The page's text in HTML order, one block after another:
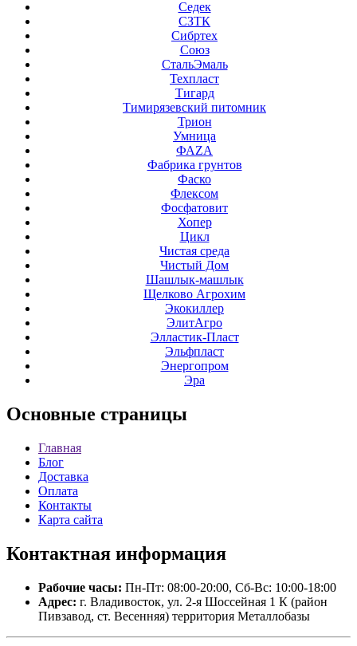
Седек
СЗТК
Сибртех
Союз
СтальЭмаль
Техпласт
Тигард
Тимирязевский питомник
Трион
Умница
ФАZА
Фабрика грунтов
Фаско
Флексом
Фосфатовит
Хопер
Цикл
Чистая среда
Чистый Дом
Шашлык-машлык
Щелково Агрохим
Экокиллер
ЭлитАгро
Элластик-Пласт
Эльфпласт
Энергопром
Эра
Основные страницы
Главная
Блог
Доставка
Оплата
Контакты
Карта сайта
Контактная информация
Рабочие часы: Пн-Пт: 08:00-20:00, Сб-Вс: 10:00-18:00
Адрес: г. Владивосток, ул. 2-я Шоссейная 1 К (район
Пивзавод, ст. Весенняя) территория Металлобазы